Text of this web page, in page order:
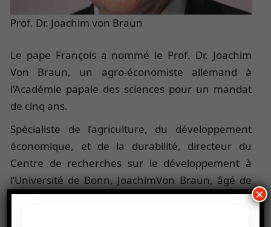
Prof. Dr. Joachim von Braun
Le pape François a nommé le Prof. Dr. Joachim
Von Braun, un agro-économiste allemand à
l’Académie papale des sciences pour un mandat
de cinq ans.
Spécialiste de l’agriculture, du développement
économique, et de la durabilité, directeur du
Centre de recherches sur le développement à
l’Université de Bonn, JoachimVon Braun, âgé de
66 ans, succède au Suisse Werner Arber prix ×